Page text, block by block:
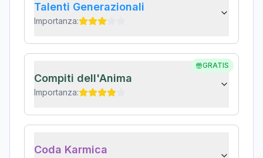
Talenti Generazionali
Importanza:
GRATIS
Compiti dell'Anima
Importanza:
Coda Karmica